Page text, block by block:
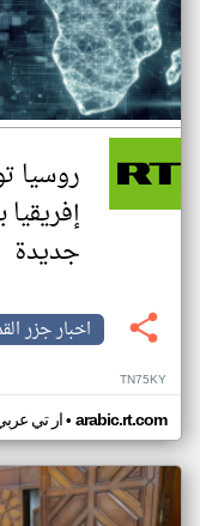
روسيا
جديدة
اخبار جزر
TN75KY
ار تي• arabic.rt.com